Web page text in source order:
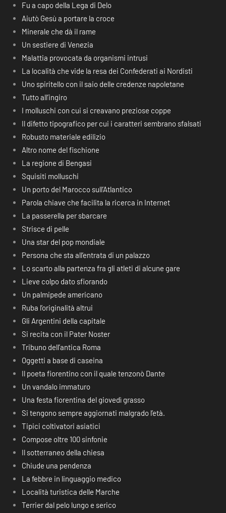
Fu a capo della Lega di Delo
Aiutò Gesù a portare la croce
Minerale che dà il rame
Un sestiere di Venezia
Malattia provocata da organismi intrusi
La località che vide la resa dei Confederati ai Nordisti
Uno spiritello con il saio delle credenze napoletane
Tutto all’ingiro
I molluschi con cui si creavano preziose coppe
Il difetto tipografico per cui i caratteri sembrano sfalsati
Robusto materiale edilizio
Altro nome del fischione
La regione di Bengasi
Squisiti molluschi
Un porto del Marocco sull’Atlantico
Parola chiave che facilita la ricerca in Internet
La passerella per sbarcare
Strisce di pelle
Una star del pop mondiale
Persona che sta all’entrata di un palazzo
Lo scarto alla partenza fra gli atleti di alcune gare
Lieve colpo dato sfiorando
Un palmipede americano
Ruba l’originalità altrui
Gli Argentini della capitale
Si recita con il Pater Noster
Tribuno dell’antica Roma
Oggetti a base di caseina
Il poeta fiorentino con il quale tenzonò Dante
Un vandalo immaturo
Una festa fiorentina del giovedì grasso
Si tengono sempre aggiornati malgrado l’età.
Tipici coltivatori asiatici
Compose oltre 100 sinfonie
Il sotterraneo della chiesa
Chiude una pendenza
La febbre in linguaggio medico
Località turistica delle Marche
Terrier dal pelo lungo e serico